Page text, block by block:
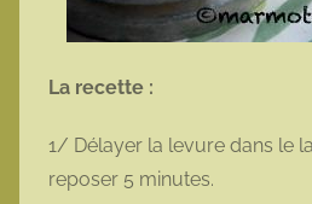
La recette :
1/ Délayer la levure dans le
reposer 5 minutes.